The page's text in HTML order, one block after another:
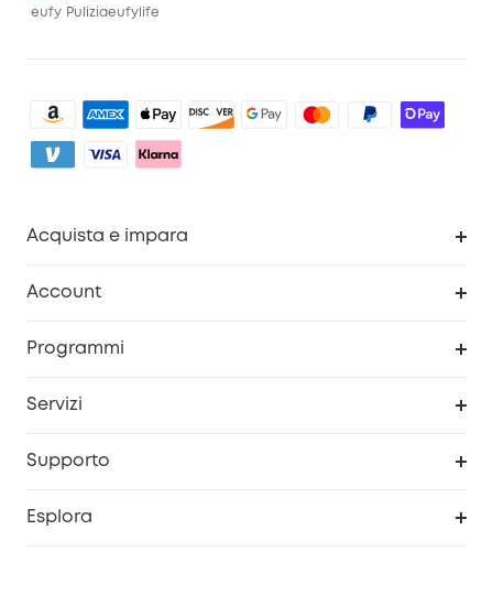
eufy Puliziaeufylife
Acquista e impara
Account
Programmi
Servizi
Supporto
Esplora